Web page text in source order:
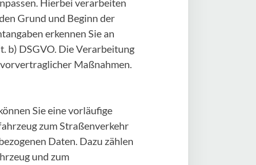
Hierbei verarbeiten
Grund und Beginn der
erkennen Sie an
b) DSGVO. Die Verarbeitung
Maßnahmen.
Sie eine vorläufige
zum Straßenverkehr
Daten. Dazu zählen
und zum